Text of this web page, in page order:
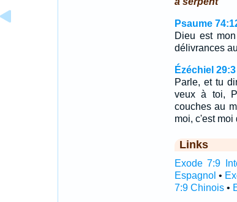
Psaume
Dieu est
délivrances
Ézéchiel 29:3
Parle, et tu
veux à toi,
couches au
moi, c'est moi
Links
Exode 7:9
Espagnol •
7:9 Chinois•